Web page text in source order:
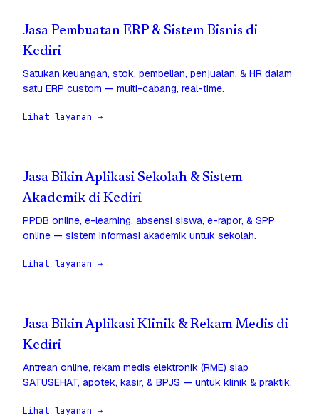
Jasa Pembuatan ERP & Sistem Bisnis di
Kediri
Satukan keuangan, stok, pembelian, penjualan, & HR dalam
satu ERP custom — multi-cabang, real-time.
Lihat layanan →
Jasa Bikin Aplikasi Sekolah & Sistem
Akademik di Kediri
PPDB online, e-learning, absensi siswa, e-rapor, & SPP
online — sistem informasi akademik untuk sekolah.
Lihat layanan →
Jasa Bikin Aplikasi Klinik & Rekam Medis di
Kediri
Antrean online, rekam medis elektronik (RME) siap
SATUSEHAT, apotek, kasir, & BPJS — untuk klinik & praktik.
Lihat layanan →